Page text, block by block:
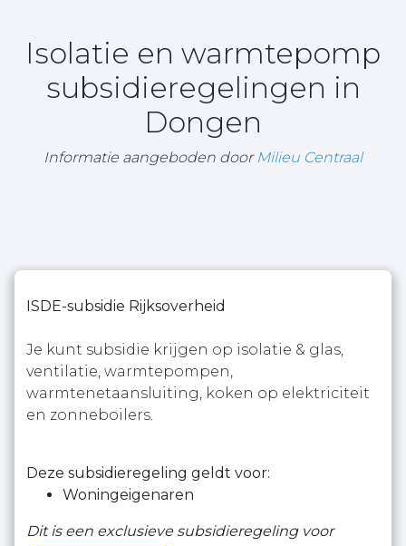
Isolatie en warmtepomp
subsidieregelingen in
Dongen
Informatie aangeboden door Milieu Centraal
ISDE-subsidie Rijksoverheid
Je kunt subsidie krijgen op isolatie & glas,
ventilatie, warmtepompen,
warmtenetaansluiting, koken op elektriciteit
en zonneboilers.
Deze subsidieregeling geldt voor:
Woningeigenaren
Dit is een exclusieve subsidieregeling voor